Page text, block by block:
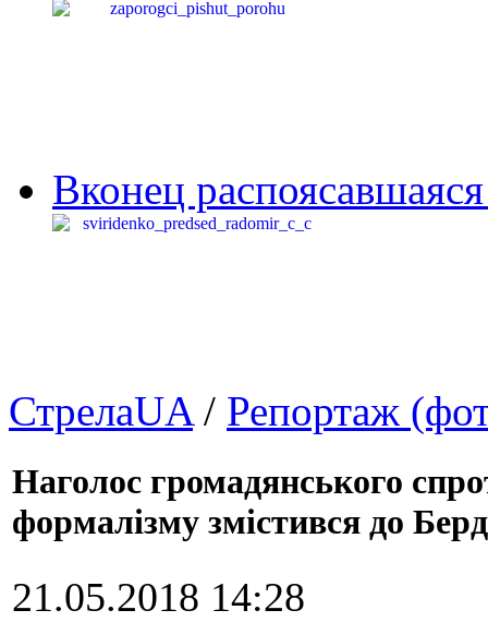
Вконец
СтрелаUA/ Репортаж
Наголос громадянського
формалізму змістився до
21.05.2018 14:28